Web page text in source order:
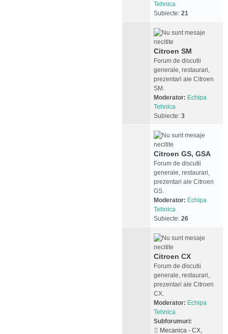
Tehnica
Subiecte: 21
Citroen SM
Forum de discutii
generale, restaurari,
prezentari ale Citroen
SM.
Moderator: Echipa
Tehnica
Subiecte: 3
Citroen GS, GSA
Forum de discutii
generale, restaurari,
prezentari ale Citroen
GS.
Moderator: Echipa
Tehnica
Subiecte: 26
Citroen CX
Forum de discutii
generale, restaurari,
prezentari ale Citroen
CX.
Moderator: Echipa
Tehnica
Subforumuri:
Mecanica - CX,